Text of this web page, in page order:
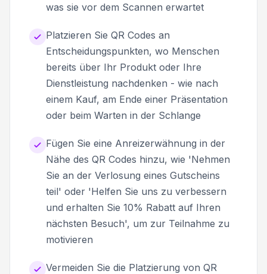
was sie vor dem Scannen erwartet
Platzieren Sie QR Codes an
Entscheidungspunkten, wo Menschen
bereits über Ihr Produkt oder Ihre
Dienstleistung nachdenken - wie nach
einem Kauf, am Ende einer Präsentation
oder beim Warten in der Schlange
Fügen Sie eine Anreizerwähnung in der
Nähe des QR Codes hinzu, wie 'Nehmen
Sie an der Verlosung eines Gutscheins
teil' oder 'Helfen Sie uns zu verbessern
und erhalten Sie 10% Rabatt auf Ihren
nächsten Besuch', um zur Teilnahme zu
motivieren
Vermeiden Sie die Platzierung von QR